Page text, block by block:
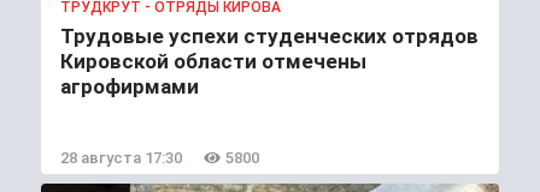
ТРУДКРУТ - ОТРЯДЫ КИРОВА
Трудовые успехи студенческих отрядов
Кировской области отмечены
агрофирмами
28 августа 17:30 5800